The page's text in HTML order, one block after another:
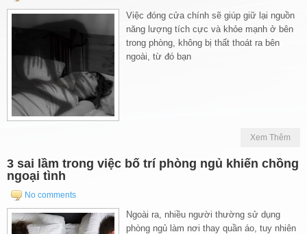
Việc đóng cửa chính sẽ giúp giữ lại nguồn
năng lượng tích cực và khỏe mạnh ở bên
trong phòng, không bị thất thoát ra bên
ngoài, từ đó bạn
Xem Thêm
3 sai lầm trong việc bố trí phòng ngủ khiến chồng
ngoại tình
No comments
Ngoài ra, nhiều người thường sử dụng
phòng ngủ làm nơi thay quần áo, tuy nhiên